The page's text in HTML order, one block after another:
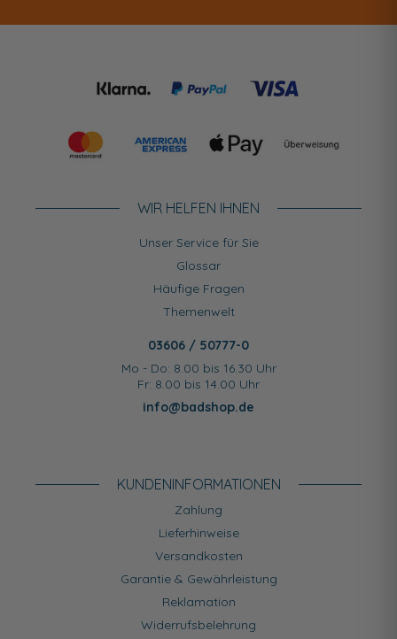
WIR HELFEN IHNEN
Unser Service für Sie
Glossar
Häufige Fragen
Themenwelt
03606 / 50777-0
Mo - Do: 8.00 bis 16.30 Uhr
Fr: 8.00 bis 14.00 Uhr
info@badshop.de
KUNDEN­INFORMATIONEN
Zahlung
Lieferhinweise
Versandkosten
Garantie & Gewährleistung
Reklamation
Widerrufsbelehrung